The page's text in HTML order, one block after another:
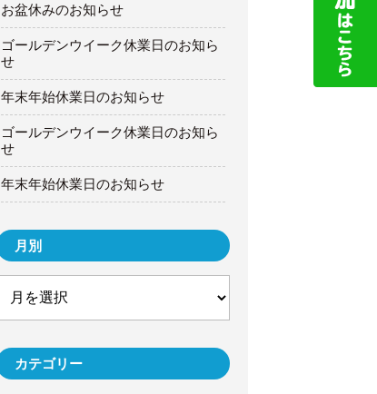
お盆休みのお知らせ
ゴールデンウイーク休業日のお知ら
せ
年末年始休業日のお知らせ
ゴールデンウイーク休業日のお知ら
せ
年末年始休業日のお知らせ
月別
カテゴリー